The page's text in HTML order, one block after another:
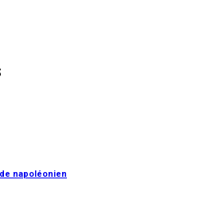
napoléonien